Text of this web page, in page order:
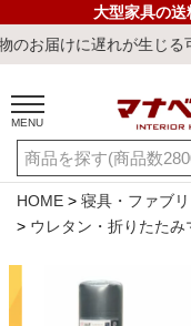
大型家具の送
れが生じる可能性が
MENU
ご利用ガイド
店舗一覧
よくある質問
キーワード・商品番号で
HOME 寝具・ファブ
ウレタン・折りたたみ